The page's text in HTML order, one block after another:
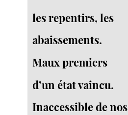
les repentirs, les
abaissements.
Maux premiers
d’un état vaincu.
Inaccessible de nos